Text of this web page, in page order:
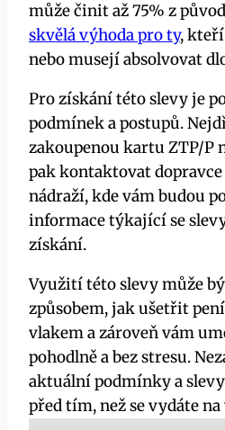
může činit až 75% z
skvělá výhoda pro ty,
nebo musejí absolvovat
Pro získání této slevy je
podmínek a postupů.
zakoupenou kartu ZTP/P
pak kontaktovat
nádraží, kde vám budou
informace týkající se
získání.
Využití této slevy může
způsobem, jak ušetřit
vlakem a zároveň vám
pohodlně a bez stresu.
aktuální podmínky a
před tím, než se vydáte